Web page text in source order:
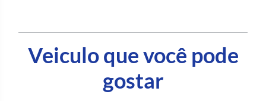
Veiculo que você pode
gostar